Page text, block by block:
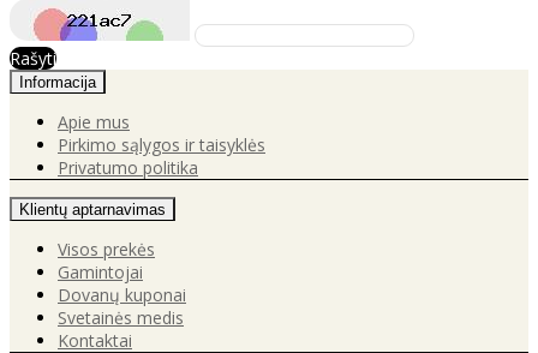
Rašyti
Informacija
Apie mus
Pirkimo sąlygos ir taisyklės
Privatumo politika
Klientų aptarnavimas
Visos prekės
Gamintojai
Dovanų kuponai
Svetainės medis
Kontaktai